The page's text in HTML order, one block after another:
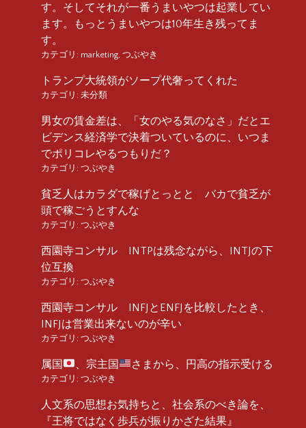
す。そしてそれが一番うまいやつは起業してい
ます。もっとうまいやつは10年生き残ってま
す。
カテゴリ: marketing つぶやき
トランプ大統領がソープ代奢ってくれた
カテゴリ: 未分類
男女の賃金差は、「女のやる気のなさ」だとエ
ビデンス経済学で決着ついているのに、いつま
でポリコレやるつもりだ？
カテゴリ: つぶやき
貧乏人はカラダで稼げとっとと バカで貧乏が
頭で稼ごうとすんな
カテゴリ: つぶやき
西園寺コンサル INTPは残念ながら、INTJの下
位互換
カテゴリ: つぶやき
西園寺コンサル INFJとENFJを比較したとき、
INFJは営業出来ないのが辛い
カテゴリ: つぶやき
属国 、宗主国 さまから、円高の指示受ける
カテゴリ: つぶやき
人文系の思想お気持ちと、社会系のべき論を、
『王将ではなく歩兵が振りかざた結果』